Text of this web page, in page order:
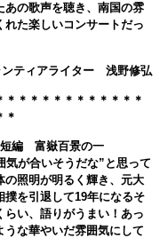
あの歌声を聴き、南国の雰
れた楽しいコンサートだっ
ンティアライター 浅野修弘
＊＊＊＊＊＊＊＊＊＊＊
＊
短編 富嶽百景の一
気が合いそうだな”と思って
の照明が明るく輝き、元大
撲を引退して19年になるそ
らい、語りがうまい！あっ
うな華やいだ雰囲気にして